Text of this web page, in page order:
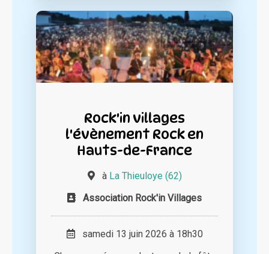
Rock'in villages
l'évènement Rock en
Hauts-de-France
à La Thieuloye (62)
Association Rock'in Villages
samedi 13 juin 2026 à 18h30